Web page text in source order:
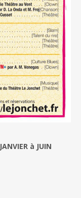
JANVIER à JUIN